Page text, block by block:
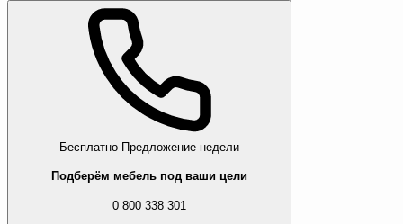
Бесплатно Предложение недели
Подберём мебель под ваши цели
0 800 338 301